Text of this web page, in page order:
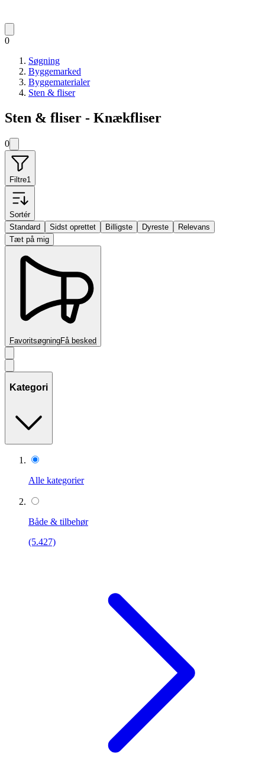
0
Søgning
Byggemarked
Byggematerialer
Sten & fliser
Sten & fliser - Knækfliser
0
Filtre1
Sortér
Standard
Sidst oprettet Billigste Dyreste
Relevans
Tæt på mig
FavoritsøgningFå besked
Kategori
Alle kategorier
Både & tilbehør
(5.427)